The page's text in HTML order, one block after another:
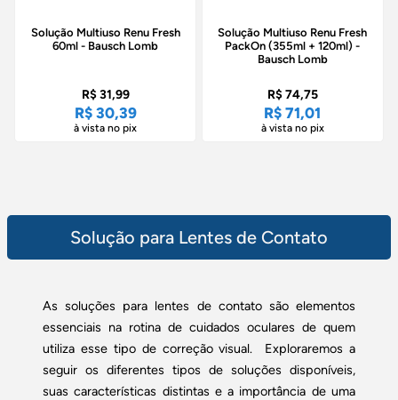
Solução Multiuso Renu Fresh
60ml - Bausch Lomb
R$ 31,99
R$ 30,39
à vista no pix
Solução Multiuso Renu Fresh
PackOn (355ml + 120ml) -
Bausch Lomb
R$ 74,75
R$ 71,01
à vista no pix
Solução para Lentes de Contato
As soluções para lentes de contato são elementos
essenciais na rotina de cuidados oculares de quem
utiliza esse tipo de correção visual. Exploraremos a
seguir os diferentes tipos de soluções disponíveis,
suas características distintas e a importância de uma